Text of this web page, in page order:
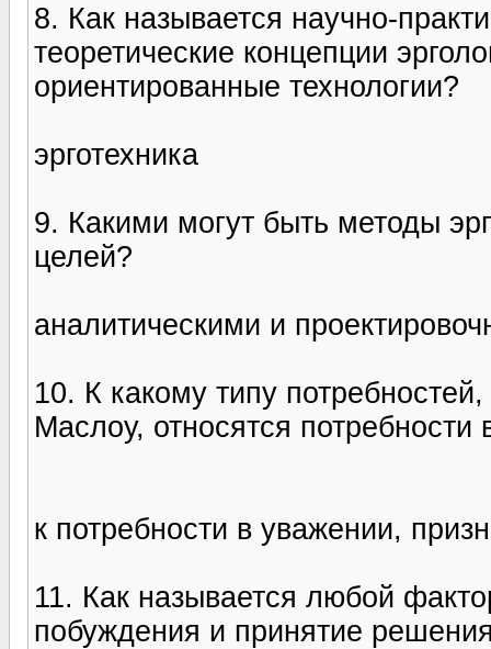
8. Как называется научно-
теоретические концепции
ориентированные технологии?
эрготехника
9. Какими могут быть методы
целей?
аналитическими и
10. К какому типу
Маслоу, относятся потребности
к потребности в уважении,
11. Как называется любой
побуждения и принятие